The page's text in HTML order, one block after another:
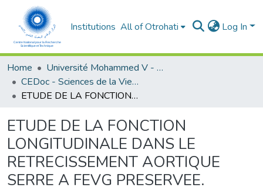
Institutions All of Otrohati Log In
Home
Université Mohammed V - Rabat
CEDoc - Sciences de la Vie et de la Santé
ETUDE DE LA FONCTION LONGITUDINALE DANS LE RETRECISSEMENT AORTIQUE SERRE A FEVG PRESERVEE.
ETUDE DE LA FONCTION
LONGITUDINALE DANS LE
RETRECISSEMENT AORTIQUE
SERRE A FEVG PRESERVEE.